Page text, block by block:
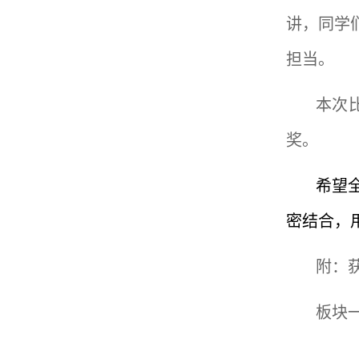
讲，同学
担当。
本次
奖。
希望
密结合，
附：
板块